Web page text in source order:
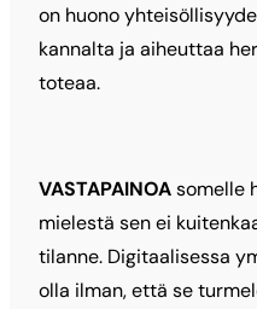
on huono
kannalta ja aiheuttaa
toteaa.
VASTAPAINOAsomelle
mielestä sen ei
tilanne. Digitaalisessa
olla ilman, että se